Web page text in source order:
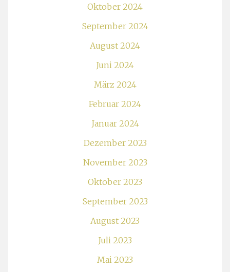
Oktober 2024
September 2024
August 2024
Juni 2024
März 2024
Februar 2024
Januar 2024
Dezember 2023
November 2023
Oktober 2023
September 2023
August 2023
Juli 2023
Mai 2023